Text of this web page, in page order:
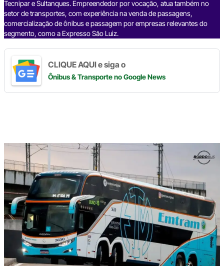
Tecnipar e Sultanques. Empreendedor por vocação, atua também no
setor de transportes, com experiência na venda de passagens,
comercialização de ônibus e passagem por empresas relevantes do
segmento, como a Expresso São Luiz.
CLIQUE AQUI e siga o
Ônibus & Transporteno Google News
Digite
o
seu
e-
mail